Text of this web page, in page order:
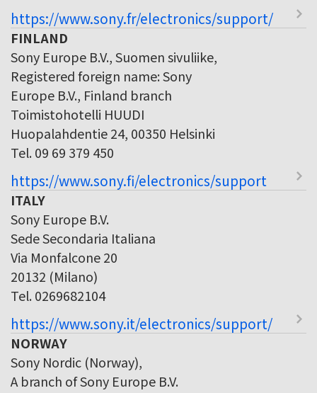
https://www.sony.fr/electronics/support/
FINLAND
Sony Europe B.V., Suomen sivuliike,
Registered foreign name: Sony
Europe B.V., Finland branch
Toimistohotelli HUUDI
Huopalahdentie 24, 00350 Helsinki
Tel. 09 69 379 450
https://www.sony.fi/electronics/support
ITALY
Sony Europe B.V.
Sede Secondaria Italiana
Via Monfalcone 20
20132 (Milano)
Tel. 0269682104
https://www.sony.it/electronics/support/
NORWAY
Sony Nordic (Norway),
A branch of Sony Europe B.V.